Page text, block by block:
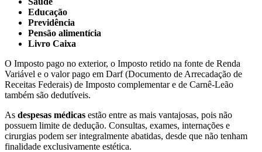
Educação
Previdência
Pensão alimentícia
Livro Caixa
O Imposto pago no exterior, o Imposto retido na fonte de Renda
Variável e o valor pago em Darf (Documento de Arrecadação de
Receitas Federais) de Imposto complementar e de Carnê-Leão
também são dedutíveis.
As despesas médicas estão entre as mais vantajosas, pois não
possuem limite de dedução. Consultas, exames, internações e
cirurgias podem ser integralmente abatidas, desde que não tenham
finalidade exclusivamente estética.